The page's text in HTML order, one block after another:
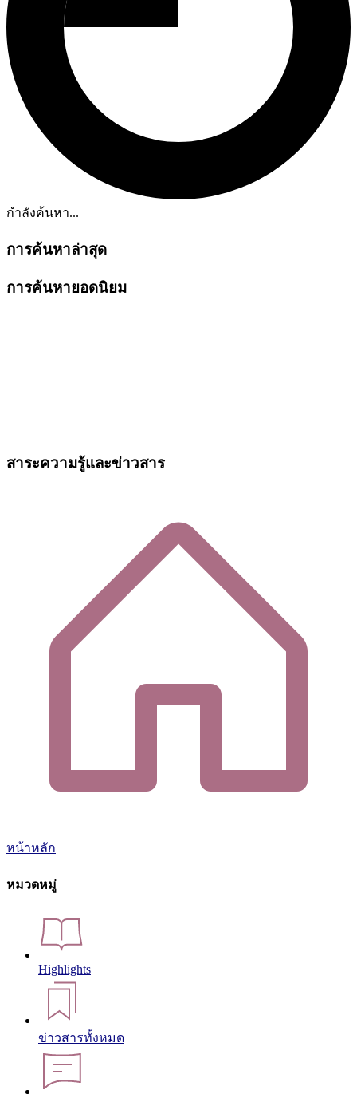
กำลังค้นหา...
การค้นหาล่าสุด
การค้นหายอดนิยม
สาระความรู้และข่าวสาร
หน้าหลัก
หมวดหมู่
Highlights
ข่าวสารทั้งหมด